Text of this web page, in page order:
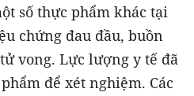
số thực phẩm khác tại
chứng đau đầu, buồn
vong. Lực lượng y tế đã
để xét nghiệm. Các